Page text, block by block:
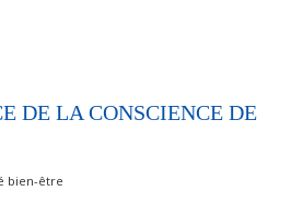
DE LA CONSCIENCE DE
bien-être